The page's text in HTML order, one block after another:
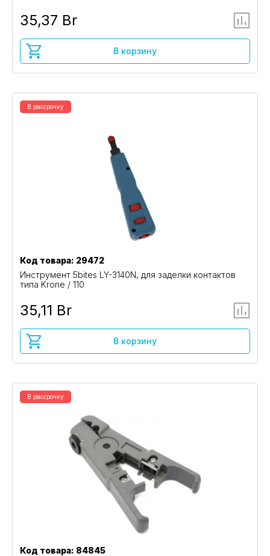
35,37 Br
В корзину
В рассрочку
Код товара: 29472
Инструмент 5bites LY-3140N, для заделки контактов
типа Krone / 110
35,11 Br
В корзину
В рассрочку
Код товара: 84845